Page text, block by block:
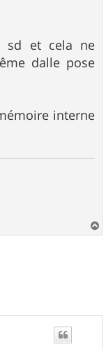
sd et cela ne
dalle pose
interne
a